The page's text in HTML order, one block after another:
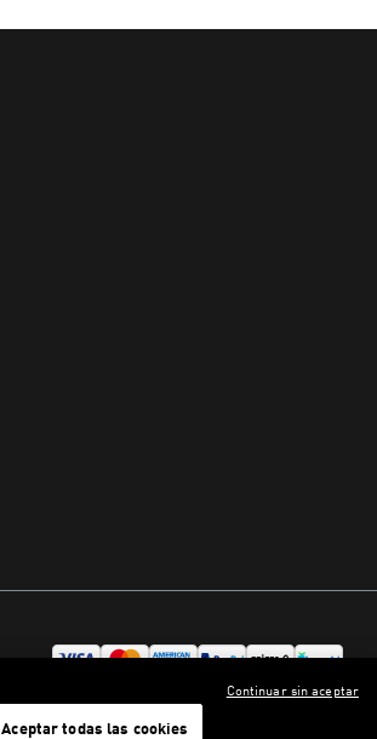
Aceptar todas las cookies
Continuar sin aceptar